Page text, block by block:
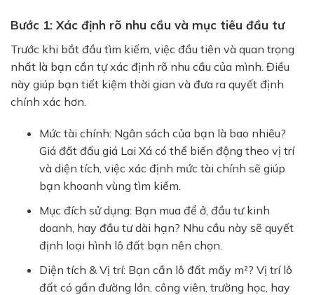
Bước 1: Xác định rõ nhu cầu và mục tiêu đầu tư
Trước khi bắt đầu tìm kiếm, việc đầu tiên và quan trọng
nhất là bạn cần tự xác định rõ nhu cầu của mình. Điều
này giúp bạn tiết kiệm thời gian và đưa ra quyết định
chính xác hơn.
Mức tài chính: Ngân sách của bạn là bao nhiêu?
Giá đất đấu giá Lai Xácó thể biến động theo vị trí
và diện tích, việc xác định mức tài chính sẽ giúp
bạn khoanh vùng tìm kiếm.
Mục đích sử dụng: Bạn mua để ở, đầu tư kinh
doanh, hay đầu tư dài hạn? Nhu cầu này sẽ quyết
định loại hình lô đất bạn nên chọn.
Diện tích & Vị trí: Bạn cần lô đất mấy m²? Vị trí lô
đất có gần đường lớn, công viên, trường học, hay